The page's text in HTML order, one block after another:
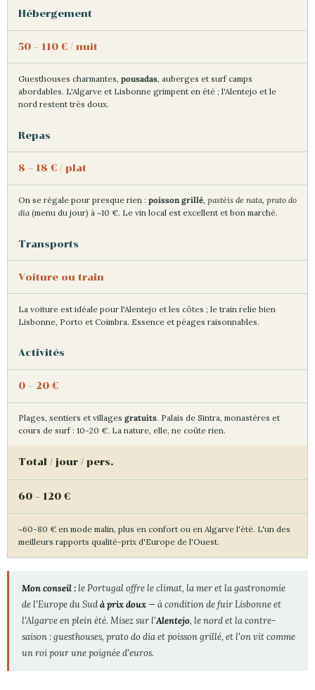
Hébergement
50 – 110 € / nuit
Guesthouses charmantes, pousadas, auberges et surf camps
abordables. L'Algarve et Lisbonne grimpent en été ; l'Alentejo et le
nord restent très doux.
Repas
8 – 18 € / plat
On se régale pour presque rien : poisson grillé, pastéis de nata, prato do
dia(menu du jour) à ~10 €. Le vin local est excellent et bon marché.
Transports
Voiture ou train
La voiture est idéale pour l'Alentejo et les côtes ; le train relie bien
Lisbonne, Porto et Coimbra. Essence et péages raisonnables.
Activités
0 – 20 €
Plages, sentiers et villages gratuits. Palais de Sintra, monastères et
cours de surf : 10-20 €. La nature, elle, ne coûte rien.
Total / jour / pers.
60 – 120 €
~60-80 € en mode malin, plus en confort ou en Algarve l'été. L'un des
meilleurs rapports qualité-prix d'Europe de l'Ouest.
Mon conseil :le Portugal offre le climat, la mer et la gastronomie
de l'Europe du Sudà prix doux— à condition de fuir Lisbonne et
l'Algarve en plein été. Misez sur l'Alentejo, le nord et la contre-
saison : guesthouses, prato do dia et poisson grillé, et l'on vit comme
un roi pour une poignée d'euros.